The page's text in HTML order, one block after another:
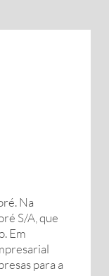
Na
S/A, que
Em
para a